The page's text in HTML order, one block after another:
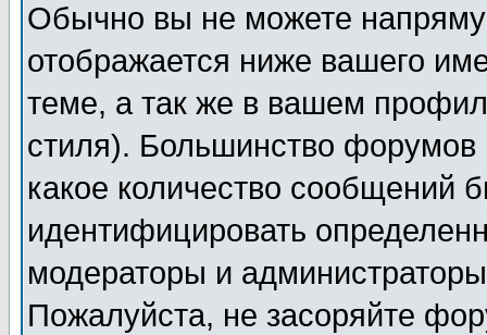
Обычно вы не можете
отображается ниже вашего
теме, а так же в вашем
стиля). Большинство форумов
какое количество сообщений
идентифицировать
модераторы и
Пожалуйста, не засоряйте